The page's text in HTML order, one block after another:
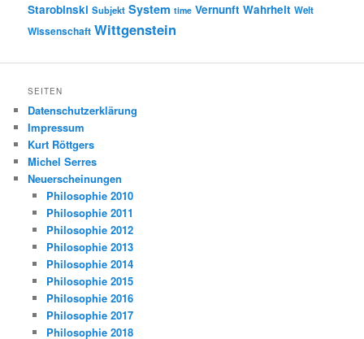
Starobinski Subjekt System time Vernunft Wahrheit Welt
Wissenschaft Wittgenstein
SEITEN
Datenschutzerklärung
Impressum
Kurt Röttgers
Michel Serres
Neuerscheinungen
Philosophie 2010
Philosophie 2011
Philosophie 2012
Philosophie 2013
Philosophie 2014
Philosophie 2015
Philosophie 2016
Philosophie 2017
Philosophie 2018